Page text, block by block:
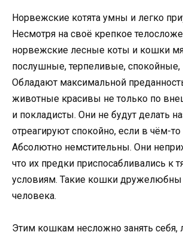
Норвежские котята умны и легко
Несмотря на своё крепкое
норвежские лесные коты и кошки
послушные, терпеливые, спокойные,
Обладают максимальной
животные красивы не только по
и покладисты. Они не будут делать
отреагируют спокойно, если в чём-то
Абсолютно немстительны. Они
что их предки приспосабливались к
условиям. Такие кошки
человека.
Этим кошкам несложно занять себя,